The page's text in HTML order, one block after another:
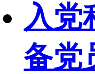
入党
备党